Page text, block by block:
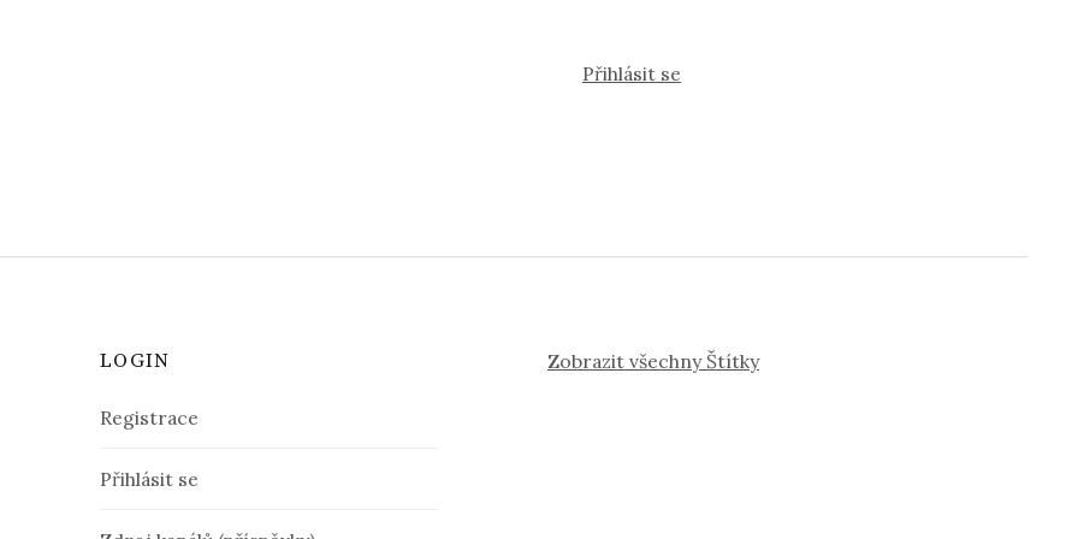
Přihlásit se
LOGIN
Registrace
Přihlásit se
Zobrazit všechny Štítky